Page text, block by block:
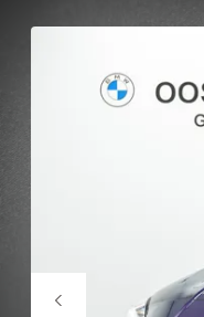
MINI
MINI